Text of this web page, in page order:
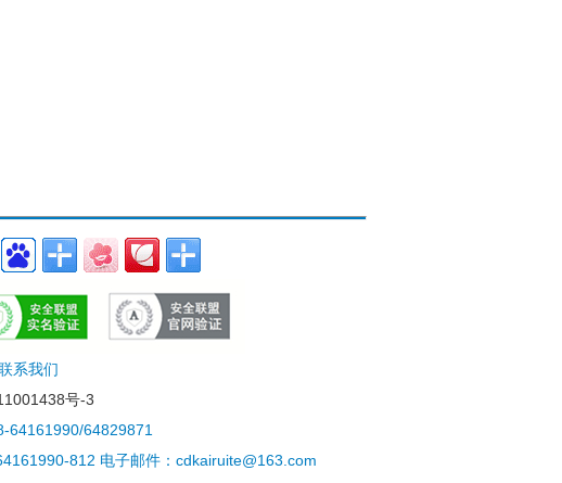
系我们
号-3
64161990/64829871
812 电子邮件：cdkairuite@163.com